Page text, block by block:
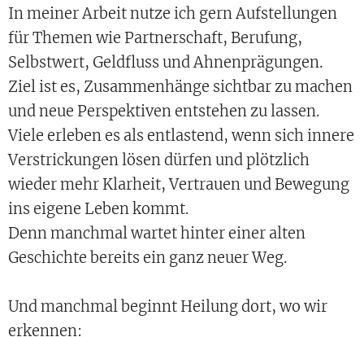
In meiner Arbeit nutze ich gern Aufstellungen
für Themen wie Partnerschaft, Berufung,
Selbstwert, Geldfluss und Ahnenprägungen.
Ziel ist es, Zusammenhänge sichtbar zu machen
und neue Perspektiven entstehen zu lassen.
Viele erleben es als entlastend, wenn sich innere
Verstrickungen lösen dürfen und plötzlich
wieder mehr Klarheit, Vertrauen und Bewegung
ins eigene Leben kommt.
Denn manchmal wartet hinter einer alten
Geschichte bereits ein ganz neuer Weg.
Und manchmal beginnt Heilung dort, wo wir
erkennen: